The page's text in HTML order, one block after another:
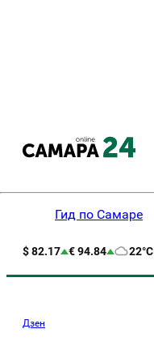
Гид по Самаре
$ 82.17 € 94.84 22°C
Дзен